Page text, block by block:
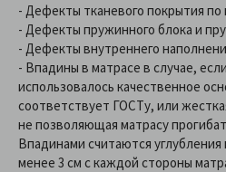
- Дефекты тканевого покрытия
- Дефекты пружинного блока и
- Дефекты внутреннего
- Впадины в матрасе в случае,
использовалось качественное
соответствует ГОСТу, или
не позволяющая матрасу
Впадинами считаются
менее 3 см с каждой стороны